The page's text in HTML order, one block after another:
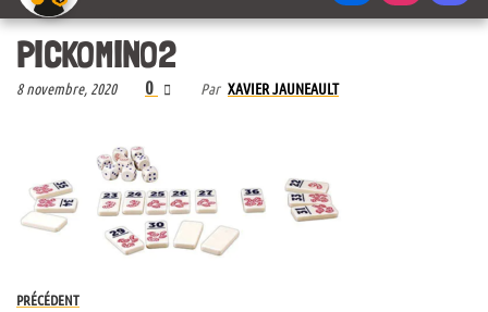
PICKOMINO2
8 novembre, 2020 0 Par XAVIER JAUNEAULT
PRÉCÉDENT